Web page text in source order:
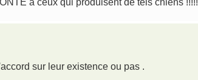
à ceux qui produisent de tels chiens !!!!!
sur leur existence ou pas .